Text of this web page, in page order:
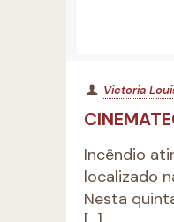
Victoria
Incêndio
localizado
Nesta